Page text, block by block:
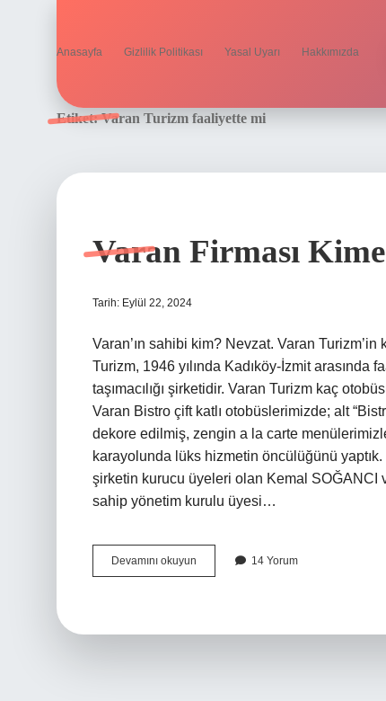
Anasayfa Gizlilik Politikası Yasal Uyarı Hakkımızda
Etiket:Varan Turizm faaliyette mi
Varan Firması
Tarih: Eylül 22, 2024
Varan’ın sahibi kim? Nevzat. Varan
Turizm, 1946 yılında Kadıköy-İzmit
taşımacılığı şirketidir. Varan Turizm kaç
Varan Bistro çift katlı otobüslerimizde; alt
dekore edilmiş, zengin a la carte
karayolunda lüks hizmetin öncülüğünü
şirketin kurucu üyeleri olan Kemal SOĞANCI
sahip yönetim kurulu üyesi…
Devamını okuyun
Firması
14 Yorum